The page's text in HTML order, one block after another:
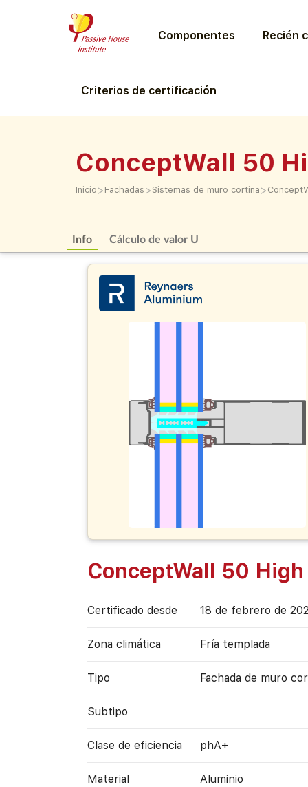
Componentes Recién
Criterios de certificación
ConceptWall 50
Inicio > Fachadas > Sistemas de muro cortina >
Info Cálculo de valor U
ConceptWall 50
Certificado desde 18 de febrero de
Zona climática Fría templada
Tipo Fachada de muro
Subtipo
Clase de eficiencia phA+
Material Aluminio